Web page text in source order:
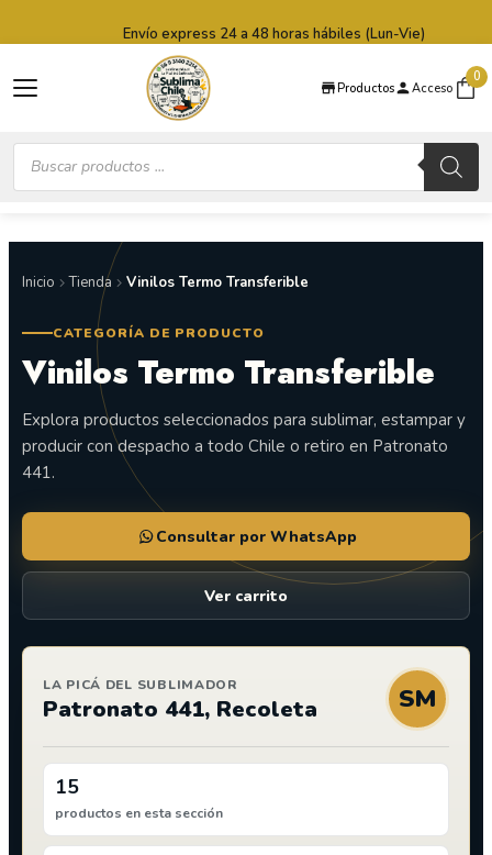
Productos Acceso
0
Búsqueda
productos
Envío express 24 a 48 horas hábiles (Lun-Vie)
Inicio Tienda Vinilos Termo Transferible
CATEGORÍA DE PRODUCTO
Vinilos Termo Transferible
Explora productos seleccionados para sublimar, estampar y
producir con despacho a todo Chile o retiro en Patronato
441.
Consultar por WhatsApp
Ver carrito
LA PICÁ DEL SUBLIMADOR
Patronato 441, Recoleta SM
15
productos en esta sección